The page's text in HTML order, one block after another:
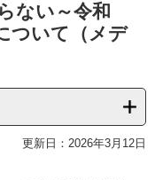
ない～令和
ついて（メデ
更新日：2026年3月12日